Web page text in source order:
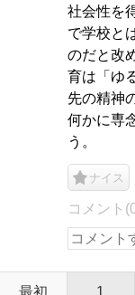
社会性を
で学校と
のだと改
育は「ゆ
先の精神
何かに専
う。
ナイス
コメント
最初 1